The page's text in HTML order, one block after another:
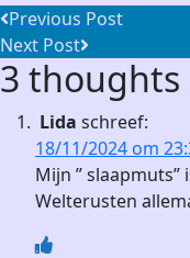
Post
navigation
Previous Post
Previous
post:
Next Post
Next
Post:
3 thoughts
Lida schreef:
18/11/2024 om
Mijn ”
Welterusten